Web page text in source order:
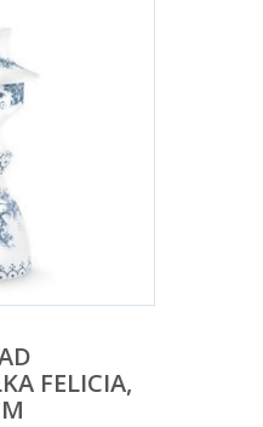
FELICIA,